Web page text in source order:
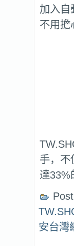
加入自
不用擔
手，不
達33%
安台灣